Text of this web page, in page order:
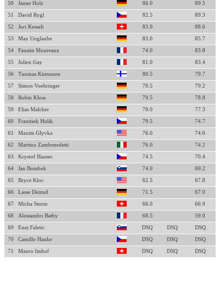
50 Janne Holz 86.0 89.5
51 David Rygl 82.5 89.3
52 Juri Kesseli 83.0 88.6
53 Max Unglaube 83.0 85.7
54 Faustin Moureaux 74.0 83.8
55 Julien Gay 81.0 83.4
56 Tuomas Kinnunen 80.5 79.7
57 Simon Voehringer 79.5 79.2
58 Robin Kloss 79.5 78.8
59 Elias Malcher 79.0 77.3
60 Frantisek Holik 79.5 74.7
61 Maxim Glyvka 76.0 74.6
62 Martino Zambenedetti 76.0 74.2
63 Krystof Hauser 74.5 70.4
64 Jan Bombek 74.0 69.2
65 Bryce Kloc 62.5 67.8
66 Lasse Deimel 71.5 67.0
67 Micha Sturm 66.0 66.9
68 Alessandro Batby 68.5 59.0
69 Enej Faletic DSQ DSQ DSQ
70 Camillo Hauke DSQ DSQ DSQ
71 Mauro Imhof DSQ DSQ DSQ